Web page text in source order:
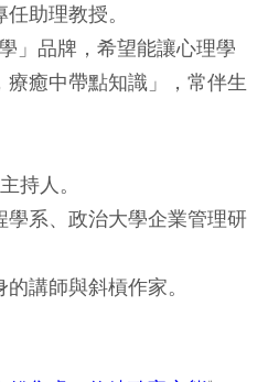
助理教授。
」品牌，希望能讓心理學
癒中帶點知識」，常伴生
持人。
系、政治大學企業管理研
講師與斜槓作家。